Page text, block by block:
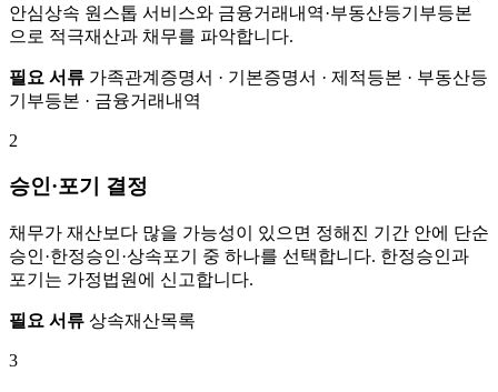
안심상속 원스톱 서비스와 금융거래내역·부동산등기부등본
으로 적극재산과 채무를 파악합니다.
필요 서류 가족관계증명서 · 기본증명서 · 제적등본 · 부동산등
기부등본 · 금융거래내역
2
승인·포기 결정
채무가 재산보다 많을 가능성이 있으면 정해진 기간 안에 단순
승인·한정승인·상속포기 중 하나를 선택합니다. 한정승인과
포기는 가정법원에 신고합니다.
필요 서류 상속재산목록
3